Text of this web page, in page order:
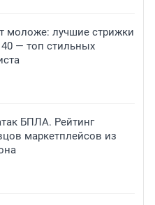
моложе: лучшие стрижки
— топ стильных
БПЛА. Рейтинг
маркетплейсов из